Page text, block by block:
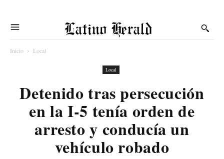
Latino Herald
Inicio Local
Local
Detenido tras persecución
en la I-5 tenía orden de
arresto y conducía un
vehículo robado